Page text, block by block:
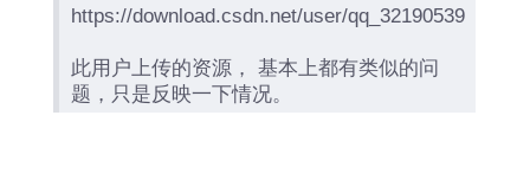
https://download.csdn.net/user/qq_32190539
此用户上传的资源， 基本上都有类似的问
题，只是反映一下情况。